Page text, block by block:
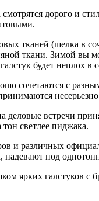
смотрятся дорого и
тканей (шелка в
ткани. Зимой вы
будет неплох в
сочетаются с
встречи
светлее пиджака.
и различных
под
ярких галстуков с